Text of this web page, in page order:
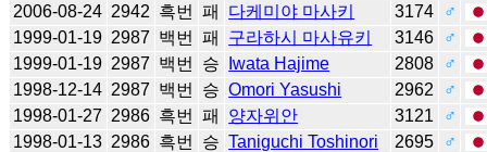
2006-08-24 2942 흑번 패 다케미야 마사키 3174
♂
1999-01-19 2987 백번 패 구라하시 마사유키 3146
♂
1999-01-19 2987 백번 승 Iwata Hajime 2808
♂
1998-12-14 2987 백번 승 Omori Yasushi 2962
♂
1998-01-27 2986 흑번 패 양자위안 3121
♂
1998-01-13 2986 흑번 승 Taniguchi Toshinori 2695
♂